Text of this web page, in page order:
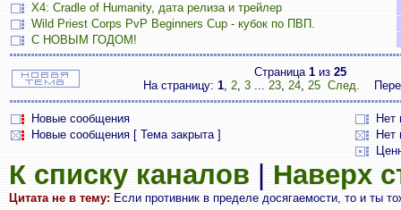
X4: Cradle of Humanity, дата релиза и трейлер
Wild Priest Corps PvP Beginners Cup - кубок по ПВП.
С НОВЫМ ГОДОМ!
Страница 1из 25
На страницу: 1, 2, 3 ... 23, 24, 25 След.
Новые сообщения
Нет
Новые сообщения [ Тема закрыта ]
Нет
К списку каналов Наверх
Цитата не в тему: Если противник в пределе досягаемости, то и ты